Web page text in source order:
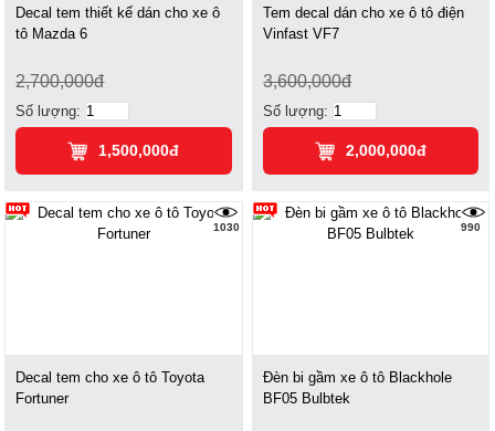
Decal tem thiết kế dán cho xe ô
tô Mazda 6
2,700,000đ
Số lượng:
1,500,000đ
Tem decal dán cho xe ô tô điện
Vinfast VF7
3,600,000đ
Số lượng:
2,000,000đ
1030
Decal tem cho xe ô tô Toyota
Fortuner
990
Đèn bi gầm xe ô tô Blackhole
BF05 Bulbtek